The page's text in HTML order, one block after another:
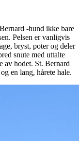
-hund ikke bare
Pelsen er vanligvis
bryst, poter og deler
snute med uttalte
av hodet. St. Bernard
en lang, hårete hale.